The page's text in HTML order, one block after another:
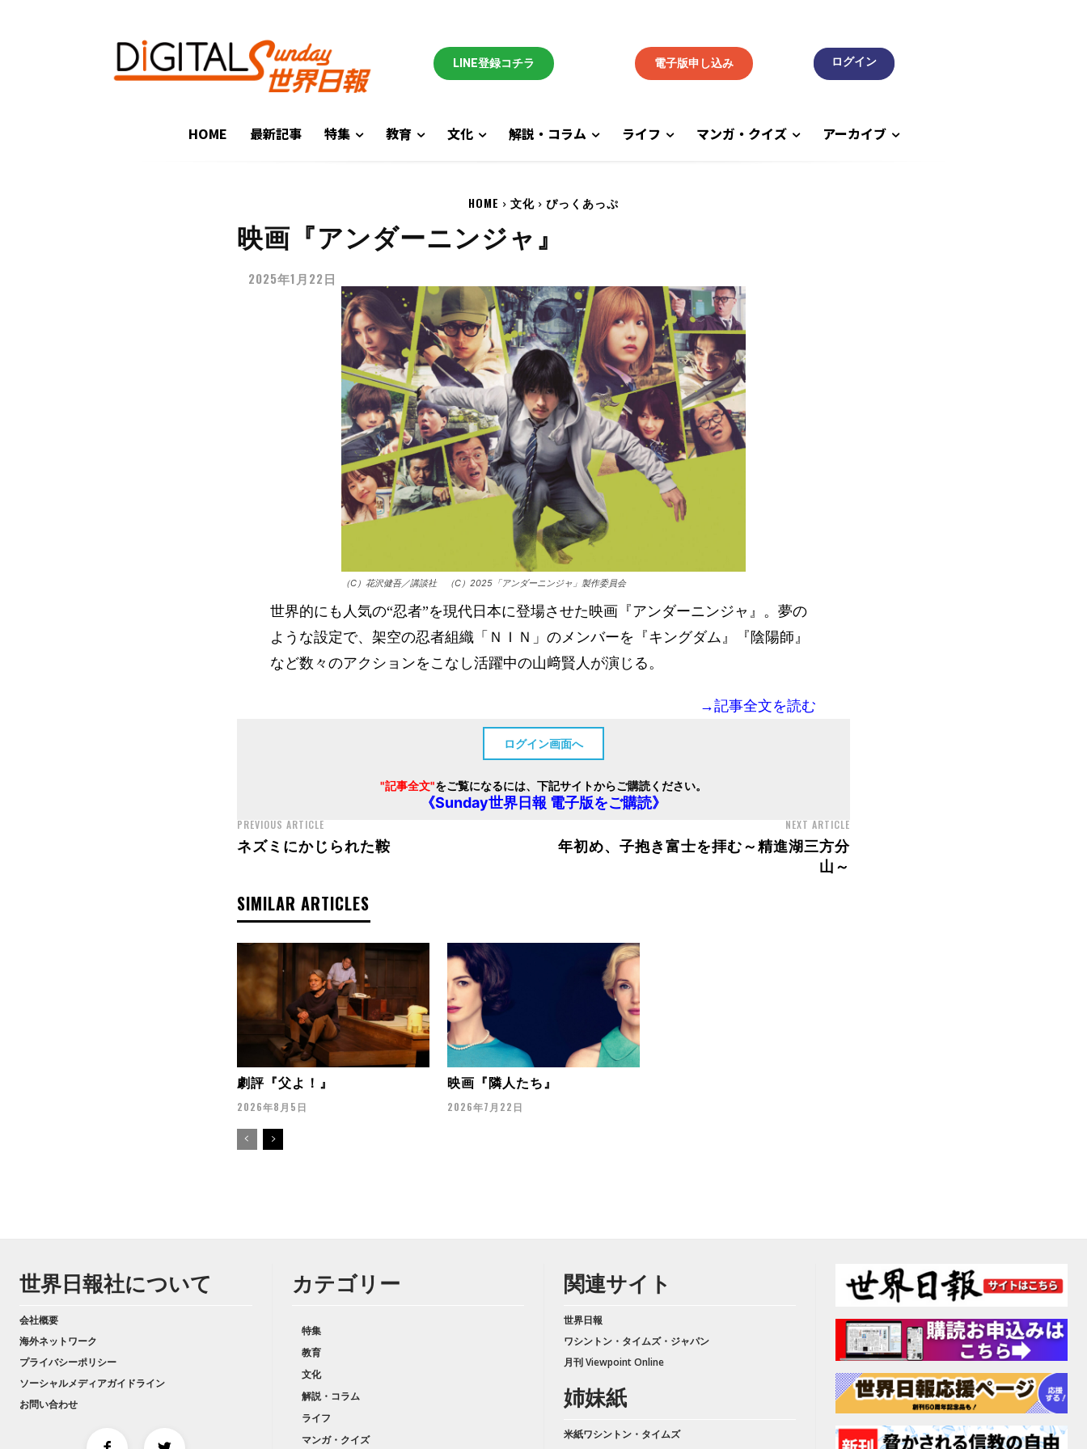
LINE登録コチラ 電子版申し込み
HOME 最新記事 特集 教育 文化 解説・コラム ライフ マンガ・クイズ アーカイブ
HOME 文化 ぴっくあっぷ
映画『アンダーニンジャ』
2025年1月22日
（C）花沢健吾／講談社 （C）2025「アンダーニンジャ」製作委員会
世界的にも人気の“忍者”を現代日本に登場させた映画『アンダーニンジャ』。夢の
ような設定で、架空の忍者組織「ＮＩＮ」のメンバーを『キングダム』『陰陽師』
など数々のアクションをこなし活躍中の山﨑賢人が演じる。
→記事全文を読む
ログイン画面へ
"記事全文"をご覧になるには、下記サイトからご購読ください。
《Sunday世界日報 電子版をご購読》
PREVIOUS ARTICLE
ネズミにかじられた鞍
NEXT ARTICLE
年初め、子抱き富士を拝む～精進湖三方分
山～
SIMILAR ARTICLES
劇評『父よ！』
2026年8月5日
映画『隣人たち』
2026年7月22日
世界日報社について
会社概要
海外ネットワーク
プライバシーポリシー
ソーシャルメディアガイドライン
お問い合わせ
カテゴリー
特集
教育
文化
解説・コラム
ライフ
マンガ・クイズ
関連サイト
世界日報
ワシントン・タイムズ・ジャパン
月刊 Viewpoint Online
姉妹紙
米紙ワシントン・タイムズ